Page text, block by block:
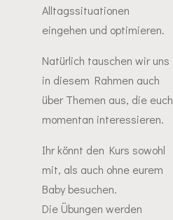
Alltagssituationen
eingehen und optimieren.
Natürlich tauschen wir uns
in diesem Rahmen auch
über Themen aus, die euch
momentan interessieren.
Ihr könnt den Kurs sowohl
mit, als auch ohne eurem
Baby besuchen.
Die Übungen werden